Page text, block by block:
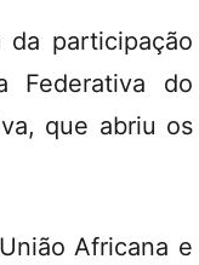
da participação
Federativa do
que abriu os
Africana e